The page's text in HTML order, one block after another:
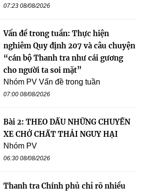
07:23 08/08/2026
Vấn đề trong tuần: Thực hiện
nghiêm Quy định 207 và câu chuyện
“cán bộ Thanh tra như cái gương
cho người ta soi mặt”
Nhóm PV Vấn đề trong tuần
07:00 08/08/2026
Bài 2: THEO DẤU NHỮNG CHUYẾN
XE CHỞ CHẤT THẢI NGUY HẠI
Nhóm PV
06:30 08/08/2026
Thanh tra Chính phủ chỉ rõ nhiều